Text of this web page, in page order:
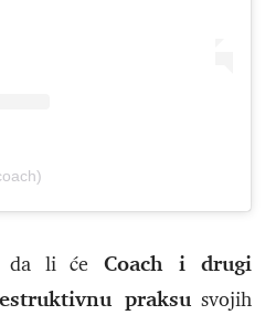
da li će Coach i drugi
praksusvojih